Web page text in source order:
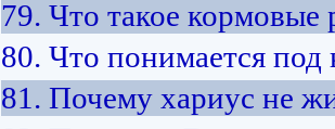
79. Что такое кормовые
80. Что понимается под
81. Почему хариус не